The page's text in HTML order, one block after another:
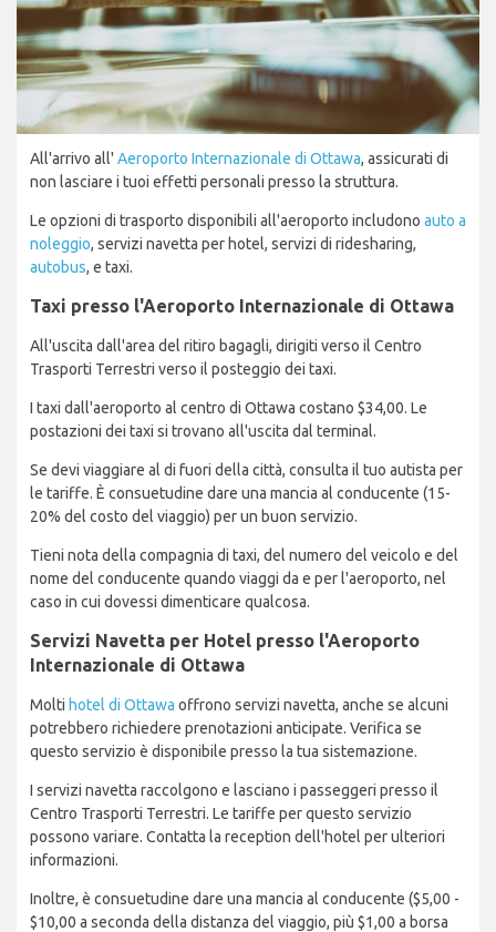
All'arrivo all' Aeroporto Internazionale di Ottawa, assicurati di
non lasciare i tuoi effetti personali presso la struttura.
Le opzioni di trasporto disponibili all'aeroporto includono auto a
noleggio, servizi navetta per hotel, servizi di ridesharing,
autobus, e taxi.
Taxi presso l'Aeroporto Internazionale di Ottawa
All'uscita dall'area del ritiro bagagli, dirigiti verso il Centro
Trasporti Terrestri verso il posteggio dei taxi.
I taxi dall'aeroporto al centro di Ottawa costano $34,00. Le
postazioni dei taxi si trovano all'uscita dal terminal.
Se devi viaggiare al di fuori della città, consulta il tuo autista per
le tariffe. È consuetudine dare una mancia al conducente (15-
20% del costo del viaggio) per un buon servizio.
Tieni nota della compagnia di taxi, del numero del veicolo e del
nome del conducente quando viaggi da e per l'aeroporto, nel
caso in cui dovessi dimenticare qualcosa.
Servizi Navetta per Hotel presso l'Aeroporto
Internazionale di Ottawa
Molti hotel di Ottawa offrono servizi navetta, anche se alcuni
potrebbero richiedere prenotazioni anticipate. Verifica se
questo servizio è disponibile presso la tua sistemazione.
I servizi navetta raccolgono e lasciano i passeggeri presso il
Centro Trasporti Terrestri. Le tariffe per questo servizio
possono variare. Contatta la reception dell'hotel per ulteriori
informazioni.
Inoltre, è consuetudine dare una mancia al conducente ($5,00 -
$10,00 a seconda della distanza del viaggio, più $1,00 a borsa